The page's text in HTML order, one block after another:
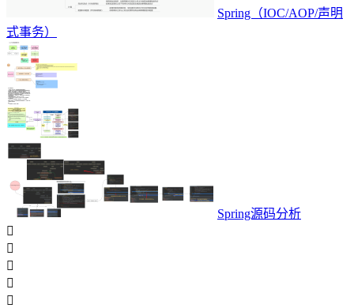
Spring（IOC/AOP/声明
式事务）
Spring源码分析




